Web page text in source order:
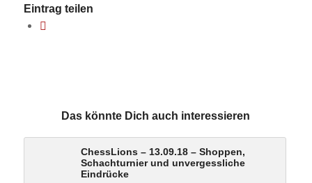
Eintrag teilen
Das könnte Dich auch interessieren
ChessLions – 13.09.18 – Shoppen,
Schachturnier und unvergessliche
Eindrücke